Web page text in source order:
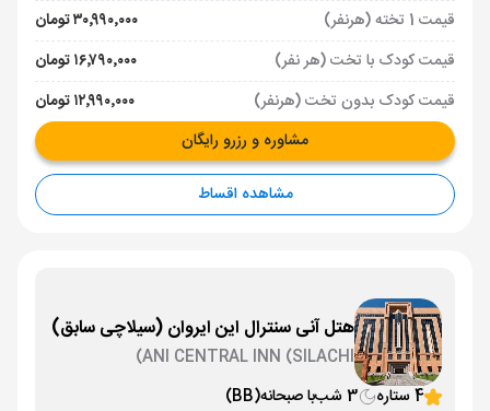
قیمت 1 تخته (هرنفر)
۳۰٬۹۹۰٬۰۰۰ تومان
قیمت کودک با تخت (هر نفر)
۱۶٬۷۹۰٬۰۰۰ تومان
قیمت کودک بدون تخت (هرنفر)
۱۲٬۹۹۰٬۰۰۰ تومان
مشاوره و رزرو رایگان
مشاهده اقساط
هتل آنی سنترال این ایروان (سیلاچی سابق)
ANI CENTRAL INN (SILACHI)
4 ستاره
3 شب با صبحانه(BB)